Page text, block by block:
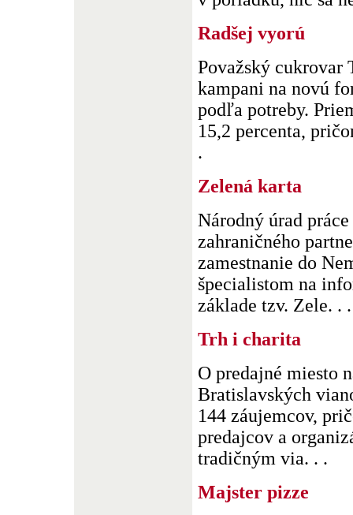
Radšej vyorú
Považský cukrovar
kampani na novú
podľa potreby.
15,2 percenta,
.
Zelená karta
Národný úrad
zahraničného
zamestnanie do
špecialistom na
základe tzv. Zele. . .
Trh i charita
O predajné miesto
Bratislavských
144 záujemcov,
predajcov a
tradičným via. . .
Majster pizze